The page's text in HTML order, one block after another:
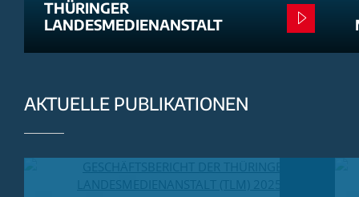
THÜRINGER
LANDESMEDIENANSTALT
AKTUELLE PUBLIKATIONEN